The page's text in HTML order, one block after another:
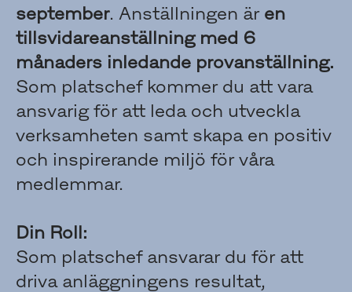
september. Anställningen är en
tillsvidareanställning med 6
månaders inledande provanställning.
Som platschef kommer du att vara
ansvarig för att leda och utveckla
verksamheten samt skapa en positiv
och inspirerande miljö för våra
medlemmar.
Din Roll:
Som platschef ansvarar du för att
driva anläggningens resultat,